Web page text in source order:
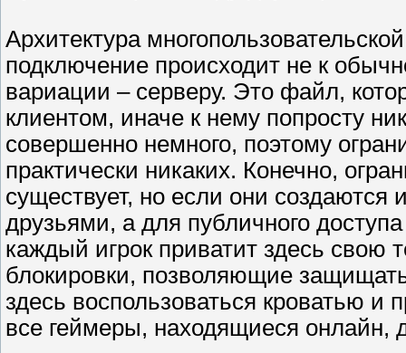
Архитектура
подключение происходит не к
вариации – серверу. Это файл,
клиентом, иначе к нему попросту
совершенно немного, поэтому
практически никаких. Конечно,
существует, но если они создаются
друзьями, а для публичного
каждый игрок приватит здесь свою
блокировки, позволяющие
здесь воспользоваться кроватью и
все геймеры, находящиеся онлайн,